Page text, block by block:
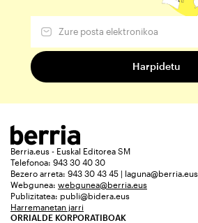
Berria.eus - Euskal Editorea SM
Telefonoa: 943 30 40 30
Bezero arreta: 943 30 43 45 | laguna@berria.eus
Webgunea: webgunea@berria.eus
Publizitatea: publi@bidera.eus
Harremanetan jarri
ORRIALDE KORPORATIBOAK